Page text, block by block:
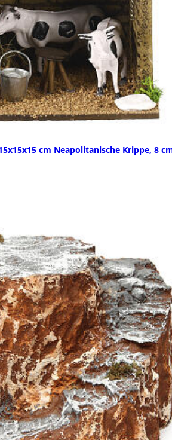
cm Neapolitanische Krippe, 8